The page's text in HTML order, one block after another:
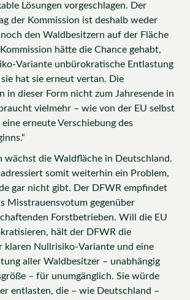
Lösungen vorgeschlagen. Der
der Kommission ist deshalb weder
den Waldbesitzern auf der Fläche
hätte die Chance gehabt,
Variante unbürokratische Entlastung
hat sie erneut vertan. Die
in dieser Form nicht zum Jahresende in
vielmehr – wie von der EU selbst
erneute Verschiebung des
wächst die Waldfläche in Deutschland.
somit weiterhin ein Problem,
gar nicht gibt. Der DFWR empfindet
Misstrauensvotum gegenüber
Forstbetrieben. Will die EU
hält der DFWR die
klaren Nullrisiko-Variante und eine
aller Waldbesitzer – unabhängig
– für unumgänglich. Sie würde
entlasten, die – wie Deutschland –